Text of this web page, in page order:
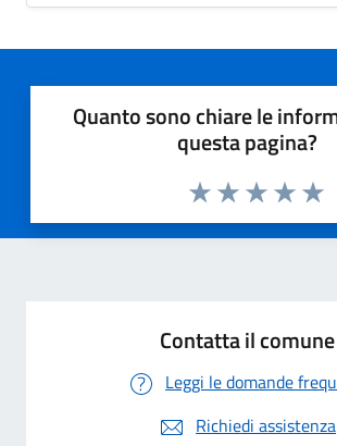
Quanto sono chiare le
questa pagina?
Valuta
Valuta 3
Valuta 2 stelle
Valuta 1 stelle su 5
Contatta il comune
Leggi le domande
Richiedi assistenza